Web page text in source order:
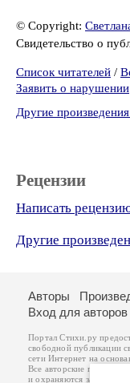
© Copyright:
Свидетельство о
Список читателей /
Заявить о нарушении
Другие
Рецензии
Написать
Другие
Авторы
Вход для авторов
Портал Стихи.ру
свободной публикации
сети Интернет на
Все авторские права на
и охраняются законом .